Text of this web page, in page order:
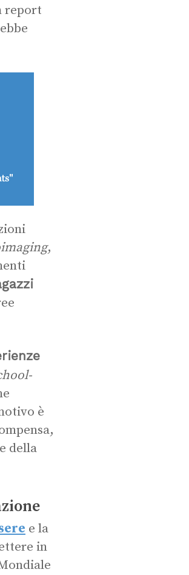
report
,
è
della
e la
in